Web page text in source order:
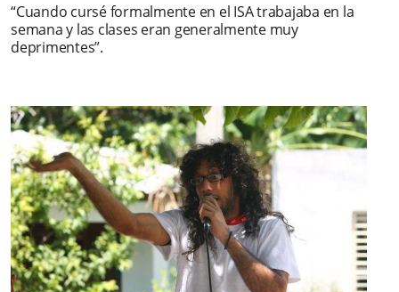
“Cuando cursé formalmente en el ISA trabajaba en la
semana y las clases eran generalmente muy
deprimentes”.